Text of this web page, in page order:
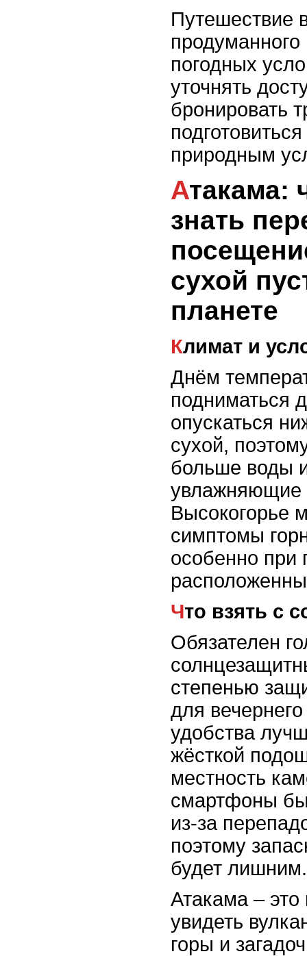
Путешествие
погодных
уточнять
бронировать
природным
Атакама: что нужно
знать
сухой
планете
Климат и
Днём
подниматься
опускаться
сухой,
больше воды
увлажняющие
Высокогорье
симптомы
особенно при
Что взять с
Обязателен
степенью
для
удобства
жёсткой
местность
смартфоны
из-за
поэтому
будет лишним.
Атакама –
увидеть
горы и